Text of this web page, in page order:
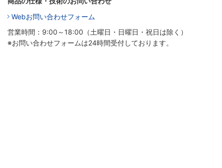
Webお問い合わせフォーム
営業時間：9:00～18:00（土曜日・日曜日・祝日は除く）
※お問い合わせフォームは24時間受付しております。